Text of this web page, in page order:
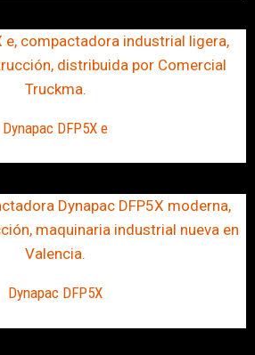
Dynapac DFP5X e
Dynapac DFP5X